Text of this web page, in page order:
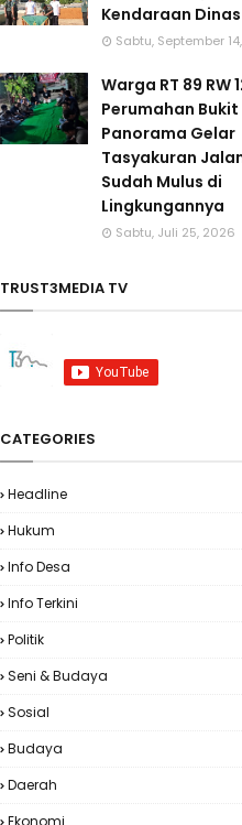
Kendaraan Dinas
Sabtu, September
Warga RT 89 RW
Perumahan
Panorama Gelar
Tasyakuran
Sudah Mulus di
Lingkungannya
Sabtu, Juli 25, 2026
TRUST3MEDIA TV
CATEGORIES
Headline
Hukum
Info Desa
Info Terkini
Politik
Seni & Budaya
Sosial
Budaya
Daerah
Ekonomi